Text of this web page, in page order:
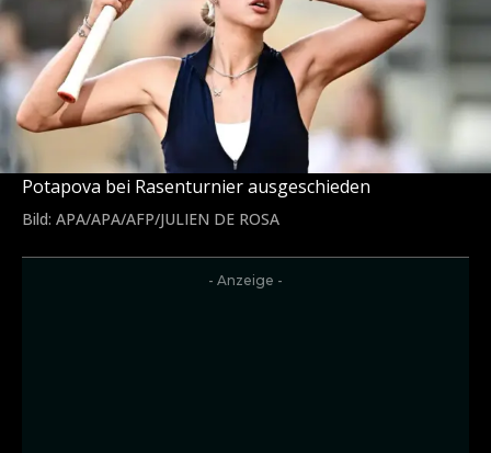
Potapova bei Rasenturnier ausgeschieden
Bild: APA/APA/AFP/JULIEN DE ROSA
- Anzeige -